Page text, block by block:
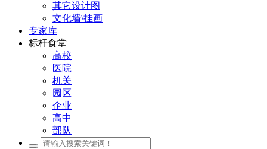
其它设计图
文化墙\挂画
专家库
标杆食堂
高校
医院
机关
园区
企业
高中
部队